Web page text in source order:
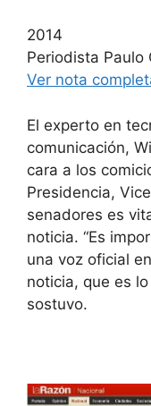
2014
Periodista Paulo
Ver nota
El experto en
comunicación,
cara a los
Presidencia,
senadores es
noticia. “Es
una voz oficial
noticia, que es
sostuvo.